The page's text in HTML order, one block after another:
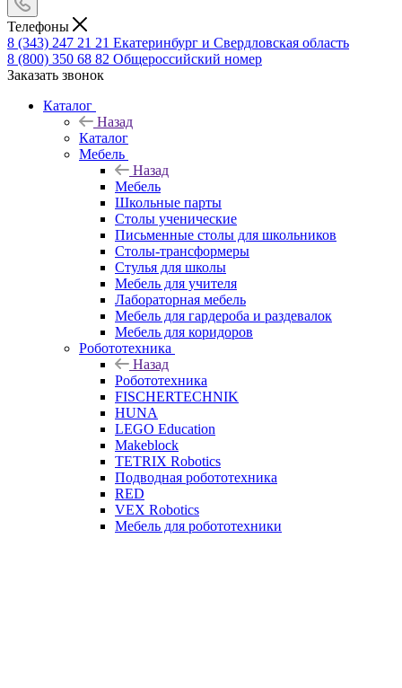
Телефоны
8 (343) 247 21 21 Екатеринбург и Свердловская область
8 (800) 350 68 82 Общероссийский номер
Заказать звонок
Каталог
Назад
Каталог
Мебель
Назад
Мебель
Школьные парты
Столы ученические
Письменные столы для школьников
Столы-трансформеры
Стулья для школы
Мебель для учителя
Лабораторная мебель
Мебель для гардероба и раздевалок
Мебель для коридоров
Робототехника
Назад
Робототехника
FISCHERTECHNIK
HUNA
LEGO Education
Makeblock
TETRIX Robotics
Подводная робототехника
RED
VEX Robotics
Мебель для робототехники